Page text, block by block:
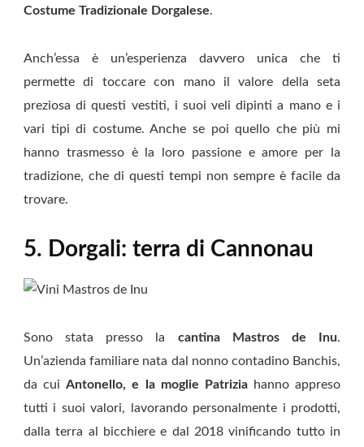
Costume Tradizionale Dorgalese.
Anch’essa è un’esperienza davvero unica che ti
permette di toccare con mano il valore della seta
preziosa di questi vestiti, i suoi veli dipinti a mano e i
vari tipi di costume. Anche se poi quello che più mi
hanno trasmesso è la loro passione e amore per la
tradizione, che di questi tempi non sempre è facile da
trovare.
5. Dorgali: terra di Cannonau
Sono stata presso la cantina Mastros de Inu.
Un’azienda familiare nata dal nonno contadino Banchis,
da cuiAntonello, e la moglie Patriziahanno appreso
tutti i suoi valori, lavorando personalmente i prodotti,
dalla terra al bicchiere e dal 2018 vinificando tutto in